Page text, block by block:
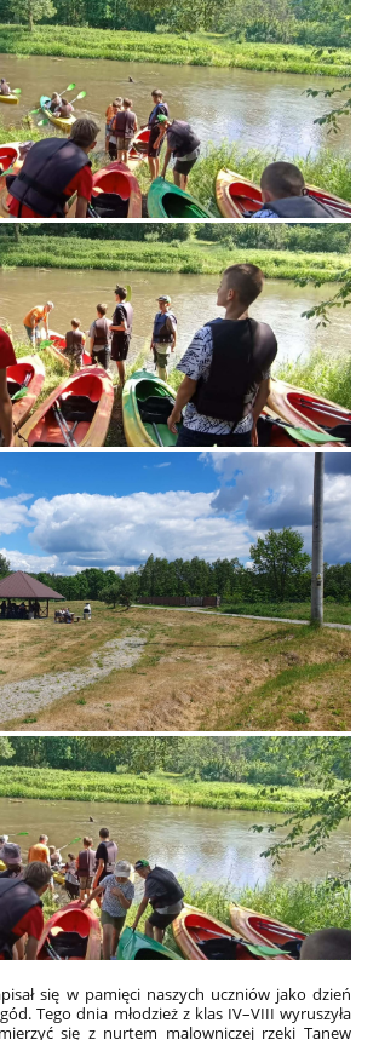
się w pamięci naszych uczniów jako dzień
Tego dnia młodzież z klas IV–VIII wyruszyła
się z nurtem malowniczej rzeki Tanew